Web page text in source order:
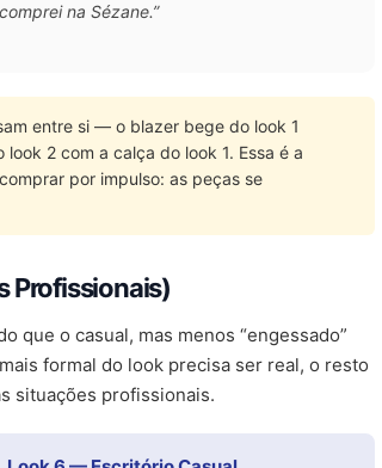
na Sézane.”
entre si — o blazer bege do look 1
2 com a calça do look 1. Essa é a
por impulso: as peças se
Profissionais)
que o casual, mas menos “engessado”
formal do look precisa ser real, o resto
situações profissionais.